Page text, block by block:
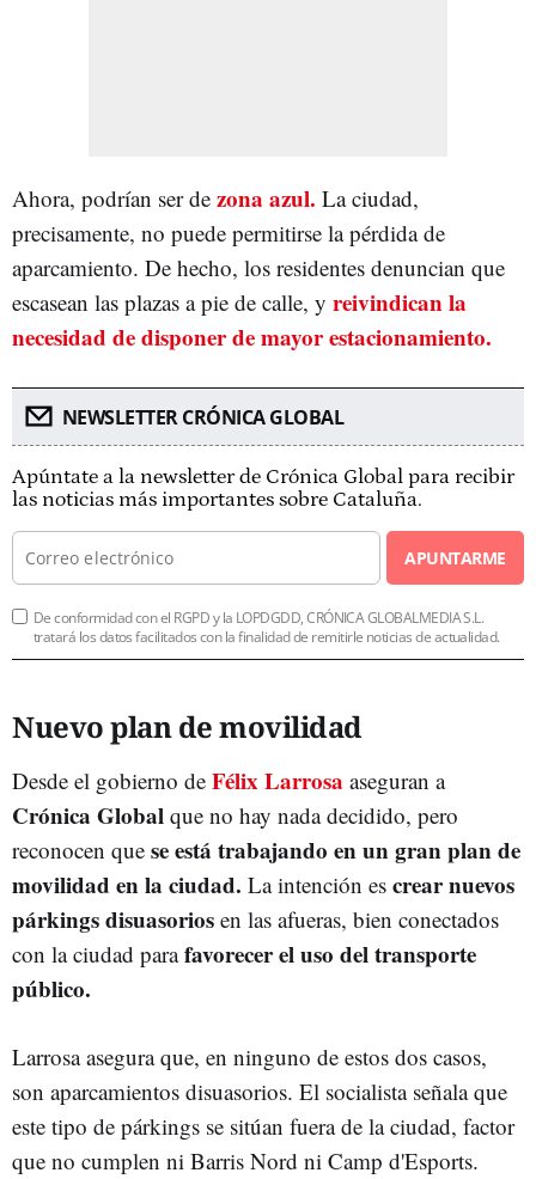
Ahora, podrían ser de zona azul. La ciudad,
precisamente, no puede permitirse la pérdida de
aparcamiento. De hecho, los residentes denuncian que
escasean las plazas a pie de calle, y reivindican la
necesidad de disponer de mayor estacionamiento.
NEWSLETTER CRÓNICA GLOBAL
Apúntate a la newsletter de Crónica Global para recibir
las noticias más importantes sobre Cataluña.
APUNTARME
De conformidad con el RGPD y la LOPDGDD, CRÓNICA GLOBALMEDIA S.L.
tratará los datos facilitados con la finalidad de remitirle noticias de actualidad.
Nuevo plan de movilidad
Desde el gobierno de Félix Larrosa aseguran a
Crónica Global que no hay nada decidido, pero
reconocen que se está trabajando en un gran plan de
movilidad en la ciudad. La intención es crear nuevos
párkings disuasorios en las afueras, bien conectados
con la ciudad parafavorecer el uso del transporte
público.
Larrosa asegura que, en ninguno de estos dos casos,
son aparcamientos disuasorios. El socialista señala que
este tipo de párkings se sitúan fuera de la ciudad, factor
que no cumplen ni Barris Nord ni Camp d'Esports.